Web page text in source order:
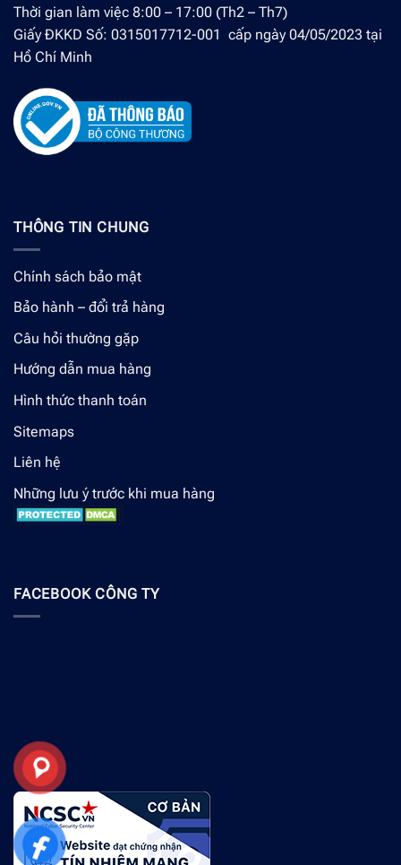
Thời gian làm việc 8:00 – 17:00 (Th2 – Th7)
Giấy ĐKKD Số: 0315017712-001 cấp ngày 04/05/2023 tại
Hồ Chí Minh
THÔNG TIN CHUNG
Chính sách bảo mật
Bảo hành – đổi trả hàng
Câu hỏi thường gặp
Hướng dẫn mua hàng
Hình thức thanh toán
Sitemaps
Liên hệ
Những lưu ý trước khi mua hàng
FACEBOOK CÔNG TY